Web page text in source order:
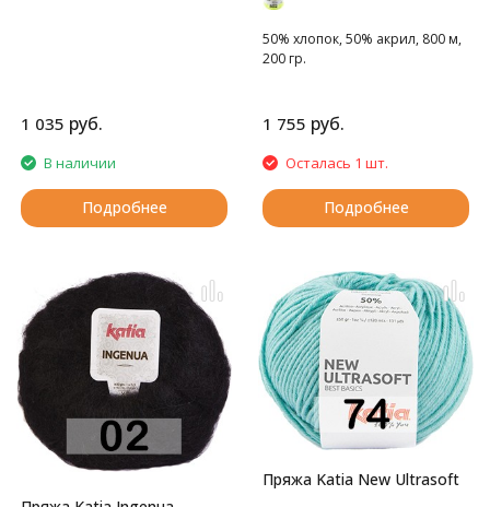
1 035 руб.
В наличии
Подробнее
50% хлопок, 50% акрил, 800 м,
200 гр.
1 755 руб.
Осталась 1 шт.
Подробнее
Пряжа Katia New Ultrasoft